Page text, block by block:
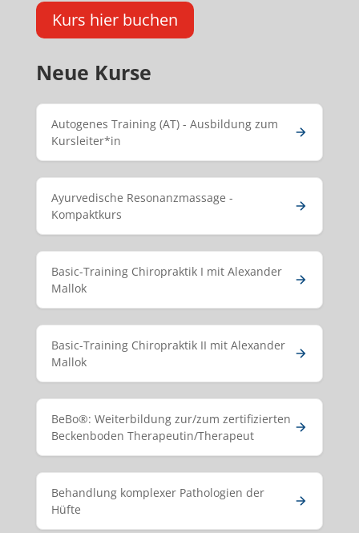
Kurs hier buchen
Neue Kurse
Autogenes Training (AT) - Ausbildung zum
Kursleiter*in
Ayurvedische Resonanzmassage -
Kompaktkurs
Basic-Training Chiropraktik I mit Alexander
Mallok
Basic-Training Chiropraktik II mit Alexander
Mallok
BeBo®: Weiterbildung zur/zum zertifizierten
Beckenboden Therapeutin/Therapeut
Behandlung komplexer Pathologien der
Hüfte